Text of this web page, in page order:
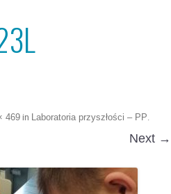
469 in Laboratoria przyszłości – PP.
Next →